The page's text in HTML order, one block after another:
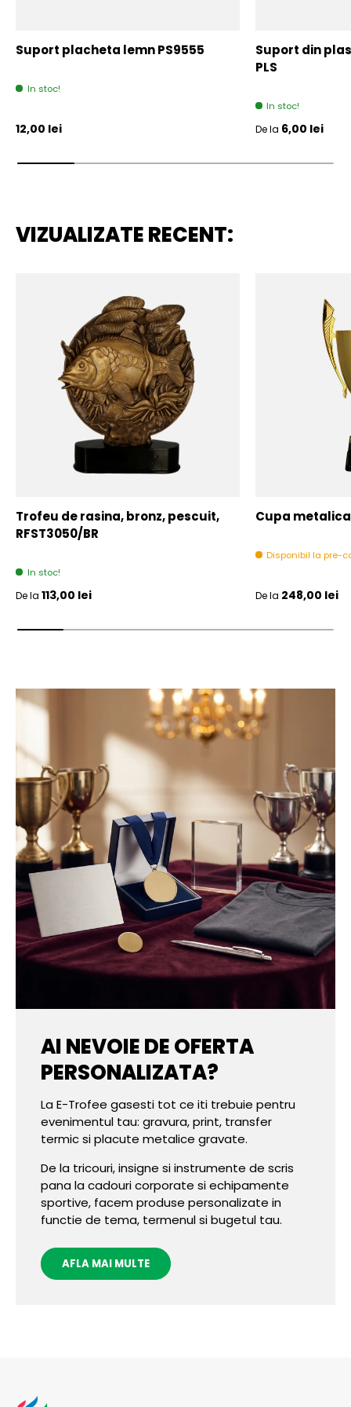
Suport placheta lemn PS9555
In stoc!
Pret initial
12,00 lei
Suport din
PLS
In stoc!
Pret initial
De la 6,00 lei
VIZUALIZATE RECENT:
Trofeu de rasina, bronz, pescuit,
RFST3050/BR
In stoc!
Pret initial
De la 113,00 lei
Cupa
Disponibil la pre-
Pret initial
De la 248,00 lei
AI NEVOIE DE OFERTA
PERSONALIZATA?
La E-Trofee gasesti tot ce iti trebuie pentru
evenimentul tau: gravura, print, transfer
termic si placute metalice gravate.
De la tricouri, insigne si instrumente de scris
pana la cadouri corporate si echipamente
sportive, facem produse personalizate in
functie de tema, termenul si bugetul tau.
AFLA MAI MULTE